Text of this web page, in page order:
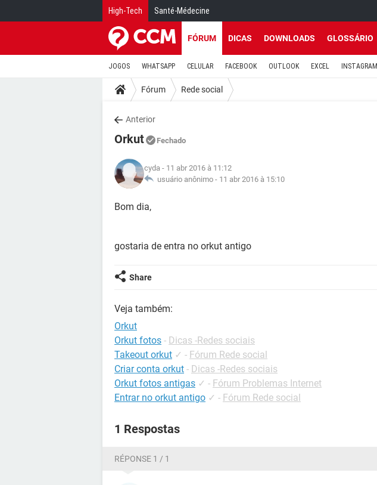
High-Tech Santé-Médecine
FÓRUM DICAS DOWNLOADS GLOSSÁRIO
JOGOS WHATSAPP CELULAR FACEBOOK OUTLOOK EXCEL INSTAGRAM
Fórum Rede social
Anterior
Orkut Fechado
cyda - 11 abr 2016 à 11:12
usuário anônimo - 11 abr 2016 à 15:10
Bom dia,
gostaria de entra no orkut antigo
Share
Veja também:
Orkut
Orkut fotos - Dicas -Redes sociais
Takeout orkut ✓ - Fórum Rede social
Criar conta orkut - Dicas -Redes sociais
Orkut fotos antigas ✓ - Fórum Problemas Internet
Entrar no orkut antigo ✓ - Fórum Rede social
1 Respostas
RÉPONSE 1 / 1